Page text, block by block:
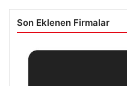
Son Eklenen Firmalar